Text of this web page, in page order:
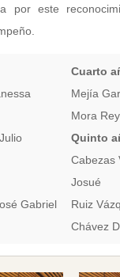
por este
Gabriel
Cuarto
Mejía
Mora
Quinto
Cabezas
Josué
Ruiz
Chávez